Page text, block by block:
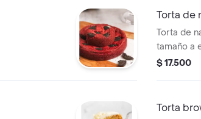
Torta de
Torta de
tamaño a
$ 17.500
Torta